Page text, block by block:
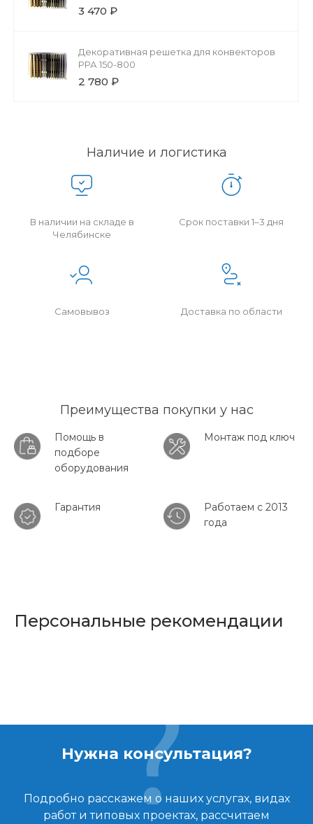
3 470 ₽
Декоративная решетка для конвекторов
РРА 150-800
2 780 ₽
Наличие и логистика
В наличии на складе в
Челябинске
Срок поставки 1–3 дня
Самовывоз Доставка по области
Преимущества покупки у нас
Помощь в
подборе
оборудования
Монтаж под ключ
Гарантия
Работаем с 2013
года
Персональные рекомендации
Нужна консультация?
Подробно расскажем о наших услугах, видах
работ и типовых проектах, рассчитаем